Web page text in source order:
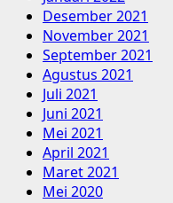
Desember 2021
November 2021
September 2021
Agustus 2021
Juli 2021
Juni 2021
Mei 2021
April 2021
Maret 2021
Mei 2020